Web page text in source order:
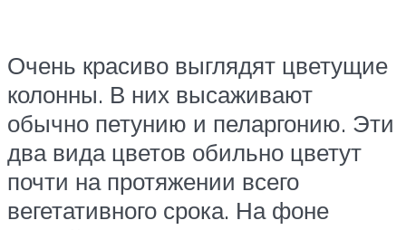
Очень красиво выглядят цветущие
колонны. В них высаживают
обычно петунию и пеларгонию. Эти
два вида цветов обильно цветут
почти на протяжении всего
вегетативного срока. На фоне